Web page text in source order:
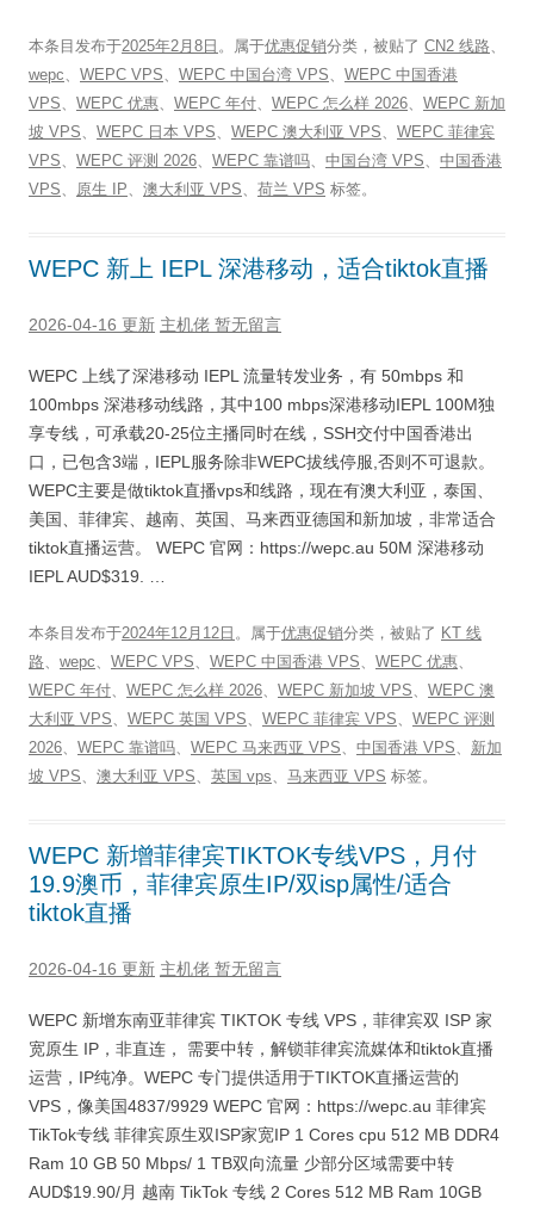
本条目发布于2025年2月8日 。属于优惠促销分类，被贴了 CN2 线路、
wepc、 WEPC VPS、 WEPC 中国台湾 VPS、 WEPC 中国香港
VPS、 WEPC 优惠、 WEPC 年付、 WEPC 怎么样 2026、 WEPC 新加
坡 VPS、 WEPC 日本 VPS、 WEPC 澳大利亚 VPS、 WEPC 菲律宾
VPS、 WEPC 评测 2026、 WEPC 靠谱吗、 中国台湾 VPS、 中国香港
VPS、 原生 IP、 澳大利亚 VPS、 荷兰 VPS 标签。
WEPC 新上 IEPL 深港移动，适合tiktok直播
2026-04-16 更新 主机佬 暂无留言
WEPC 上线了深港移动 IEPL 流量转发业务，有 50mbps 和
100mbps 深港移动线路，其中100 mbps深港移动IEPL 100M独
享专线，可承载20-25位主播同时在线，SSH交付中国香港出
口，已包含3端，IEPL服务除非WEPC拔线停服,否则不可退款。
WEPC主要是做tiktok直播vps和线路，现在有澳大利亚，泰国、
美国、菲律宾、越南、英国、马来西亚德国和新加坡，非常适合
tiktok直播运营。 WEPC 官网：https://wepc.au 50M 深港移动
IEPL AUD$319. …
本条目发布于2024年12月12日 。属于优惠促销分类，被贴了 KT 线
路、 wepc、 WEPC VPS、 WEPC 中国香港 VPS、 WEPC 优惠、
WEPC 年付、 WEPC 怎么样 2026、 WEPC 新加坡 VPS、 WEPC 澳
大利亚 VPS、 WEPC 英国 VPS、 WEPC 菲律宾 VPS、 WEPC 评测
2026、 WEPC 靠谱吗、 WEPC 马来西亚 VPS、 中国香港 VPS、 新加
坡 VPS、 澳大利亚 VPS、 英国 vps、 马来西亚 VPS 标签。
WEPC 新增菲律宾TIKTOK专线VPS，月付
19.9澳币，菲律宾原生IP/双isp属性/适合
tiktok直播
2026-04-16 更新 主机佬 暂无留言
WEPC 新增东南亚菲律宾 TIKTOK 专线 VPS，菲律宾双 ISP 家
宽原生 IP，非直连， 需要中转，解锁菲律宾流媒体和tiktok直播
运营，IP纯净。WEPC 专门提供适用于TIKTOK直播运营的
VPS，像美国4837/9929 WEPC 官网：https://wepc.au 菲律宾
TikTok专线 菲律宾原生双ISP家宽IP 1 Cores cpu 512 MB DDR4
Ram 10 GB 50 Mbps/ 1 TB双向流量 少部分区域需要中转
AUD$19.90/月 越南 TikTok 专线 2 Cores 512 MB Ram 10GB